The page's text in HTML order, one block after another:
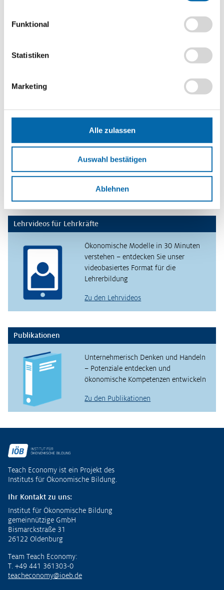
Funktional
Statistiken
Marketing
Alle zulassen
Auswahl bestätigen
Ablehnen
Planspiele
Spielerisch wirtschaftliche
Zusammenhänge erfahren und
verstehen – mit den Planspielen
Zu den Planspielen
Lehrvideos für Lehrkräfte
Ökonomische Modelle in 30 Minuten
verstehen – entdecken Sie unser
videobasiertes Format für die
Lehrerbildung
Zu den Lehrvideos
Publikationen
Unternehmerisch Denken und Handeln
– Potenziale entdecken und
ökonomische Kompetenzen entwickeln
Zu den Publikationen
Teach Economy ist ein Projekt des
Instituts für Ökonomische Bildung.
Ihr Kontakt zu uns:
Institut für Ökonomische Bildung
gemeinnützige GmbH
Bismarckstraße 31
26122 Oldenburg
Team Teach Economy:
T. +49 441 361303-0
teacheconomy@ioeb.de